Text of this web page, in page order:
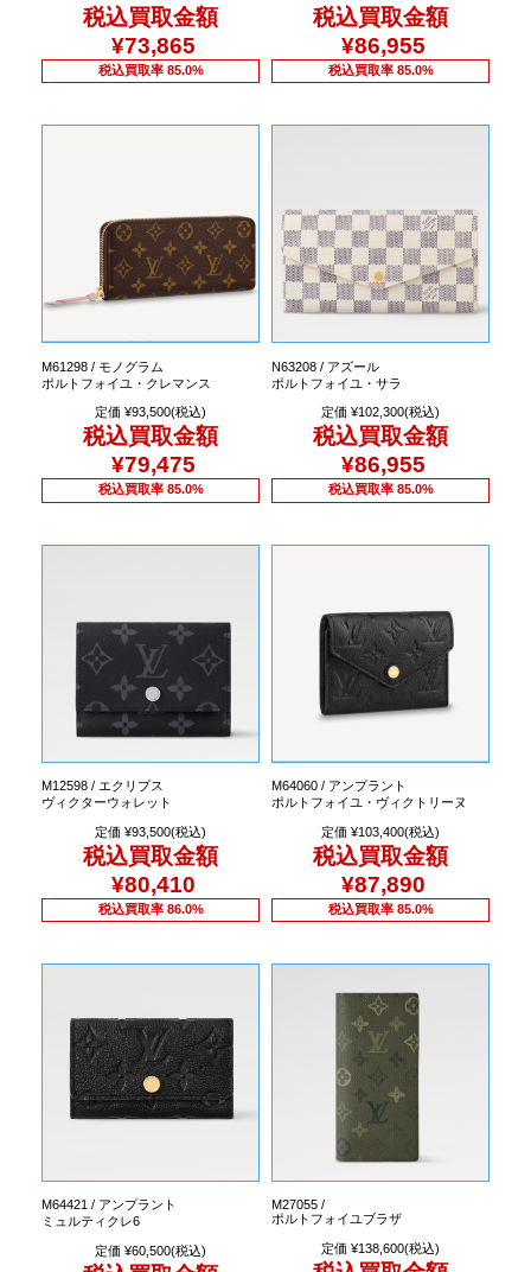
税込買取金額
¥73,865
税込買取率 85.0%
税込買取金額
¥86,955
税込買取率 85.0%
M61298 / モノグラム
ポルトフォイユ・クレマンス
定価 ¥93,500(税込)
税込買取金額
¥79,475
税込買取率 85.0%
N63208 / アズール
ポルトフォイユ・サラ
定価 ¥102,300(税込)
税込買取金額
¥86,955
税込買取率 85.0%
M12598 / エクリプス
ヴィクターウォレット
定価 ¥93,500(税込)
税込買取金額
¥80,410
税込買取率 86.0%
M64060 / アンプラント
ポルトフォイユ・ヴィクトリーヌ
定価 ¥103,400(税込)
税込買取金額
¥87,890
税込買取率 85.0%
M64421 / アンプラント
ミュルティクレ6
定価 ¥60,500(税込)
M27055 /
ポルトフォイユブラザ
定価 ¥138,600(税込)